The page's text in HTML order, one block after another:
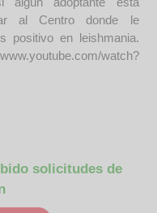
al Centro donde le
positivo en leishmania.
watch?
solicitudes de